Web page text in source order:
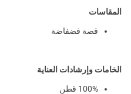
المقاسات
قصة فضفاضة
الخامات وإرشادات العناية
100% قطن